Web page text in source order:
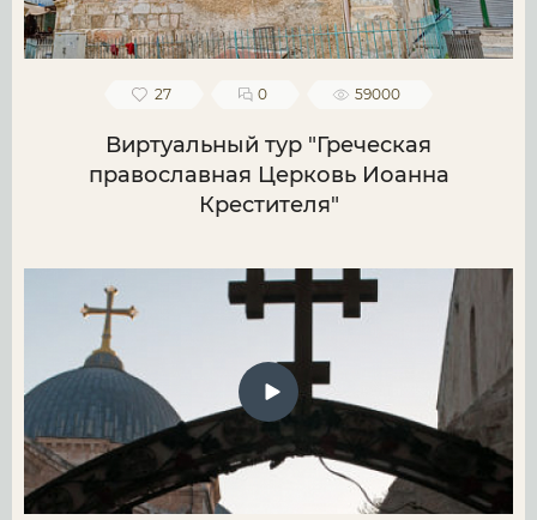
27 0 59000
Виртуальный тур "Греческая
православная Церковь Иоанна
Крестителя"